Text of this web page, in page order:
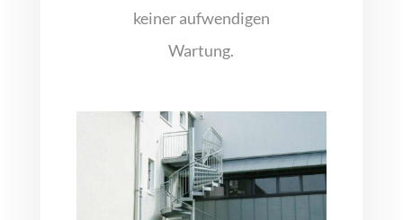
keiner aufwendigen
Wartung.